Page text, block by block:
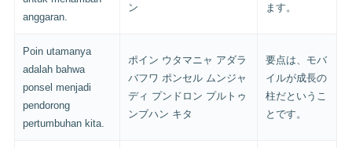
anggaran.
ン
ます。
Poin utamanya
adalah bahwa
ponsel menjadi
pendorong
pertumbuhan kita.
ポイン ウタマニャ アダラ
バフワ ポンセル ムンジャ
ディ プンドロン プルトゥ
ンブハン キタ
要点は、モバ
イルが成長の
柱だというこ
とです。